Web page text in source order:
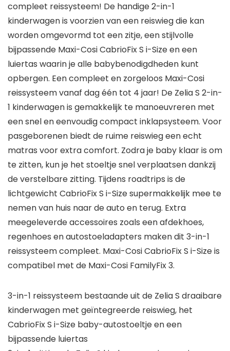
compleet reissysteem! De handige 2-in-1
kinderwagen is voorzien van een reiswieg die kan
worden omgevormd tot een zitje, een stijlvolle
bijpassende Maxi-Cosi CabrioFix S i-Size en een
luiertas waarin je alle babybenodigdheden kunt
opbergen. Een compleet en zorgeloos Maxi-Cosi
reissysteem vanaf dag één tot 4 jaar! De Zelia S 2-in-
1 kinderwagen is gemakkelijk te manoeuvreren met
een snel en eenvoudig compact inklapsysteem. Voor
pasgeborenen biedt de ruime reiswieg een echt
matras voor extra comfort. Zodra je baby klaar is om
te zitten, kun je het stoeltje snel verplaatsen dankzij
de verstelbare zitting. Tijdens roadtrips is de
lichtgewicht CabrioFix S i-Size supermakkelijk mee te
nemen van huis naar de auto en terug. Extra
meegeleverde accessoires zoals een afdekhoes,
regenhoes en autostoeladapters maken dit 3-in-1
reissysteem compleet. Maxi-Cosi CabrioFix S i-Size is
compatibel met de Maxi-Cosi FamilyFix 3.
3-in-1 reissysteem bestaande uit de Zelia S draaibare
kinderwagen met geïntegreerde reiswieg, het
CabrioFix S i-Size baby-autostoeltje en een
bijpassende luiertas